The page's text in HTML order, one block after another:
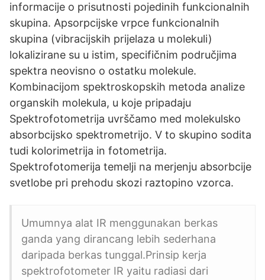
informacije o prisutnosti pojedinih funkcionalnih
skupina. Apsorpcijske vrpce funkcionalnih
skupina (vibracijskih prijelaza u molekuli)
lokalizirane su u istim, specifičnim područjima
spektra neovisno o ostatku molekule.
Kombinacijom spektroskopskih metoda analize
organskih molekula, u koje pripadaju
Spektrofotometrija uvrščamo med molekulsko
absorbcijsko spektrometrijo. V to skupino sodita
tudi kolorimetrija in fotometrija.
Spektrofotomerija temelji na merjenju absorbcije
svetlobe pri prehodu skozi raztopino vzorca.
Umumnya alat IR menggunakan berkas
ganda yang dirancang lebih sederhana
daripada berkas tunggal.Prinsip kerja
spektrofotometer IR yaitu radiasi dari